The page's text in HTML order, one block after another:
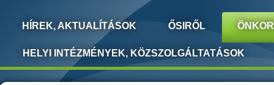
HÍREK, AKTUALÍTÁSOK ŐSIRŐL
HELYI INTÉZMÉNYEK, KÖZSZOLGÁLTATÁSOK